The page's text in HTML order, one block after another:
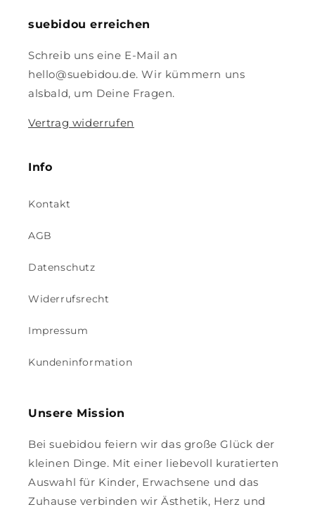
suebidou erreichen
Schreib uns eine E-Mail an
hello@suebidou.de. Wir kümmern uns
alsbald, um Deine Fragen.
Vertrag widerrufen
Info
Kontakt
AGB
Datenschutz
Widerrufsrecht
Impressum
Kundeninformation
Unsere Mission
Bei suebidou feiern wir das große Glück der
kleinen Dinge. Mit einer liebevoll kuratierten
Auswahl für Kinder, Erwachsene und das
Zuhause verbinden wir Ästhetik, Herz und